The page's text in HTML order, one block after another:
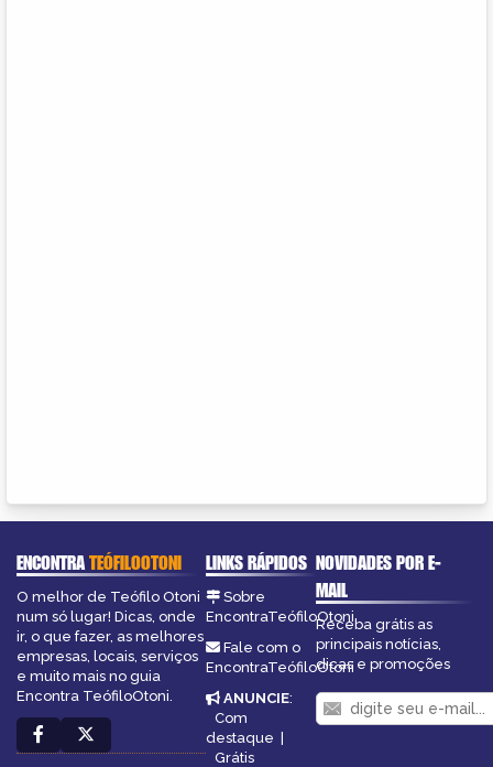
ENCONTRATEÓFILOOTONI
O melhor de Teófilo Otoni
num só lugar! Dicas, onde
ir, o que fazer, as melhores
empresas, locais, serviços
e muito mais no guia
Encontra TeófiloOtoni.
LINKS RÁPIDOS
Sobre
EncontraTeófiloOtoni
Fale com o
EncontraTeófiloOtoni
ANUNCIE:
Com
destaque |
Grátis
NOVIDADES POR E-
MAIL
Receba grátis as
principais notícias,
dicas e promoções